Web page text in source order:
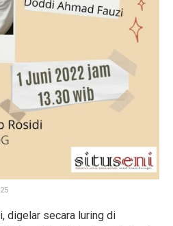
digelar secara luring di